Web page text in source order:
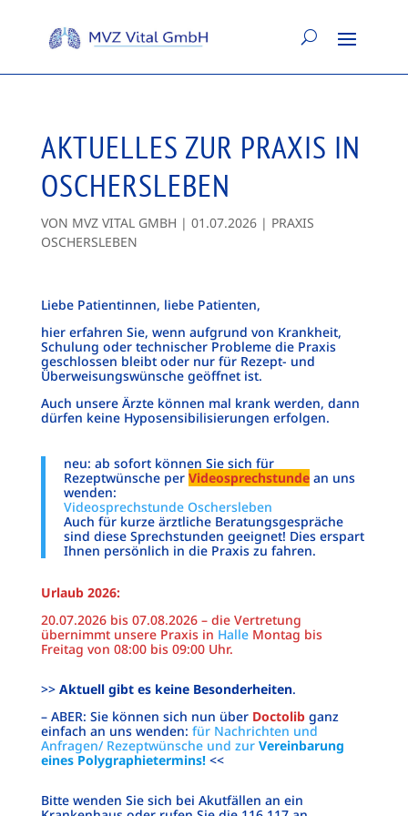
AKTUELLES ZUR PRAXIS IN
OSCHERSLEBEN
VON MVZ VITAL GMBH | 01.07.2026| PRAXIS
OSCHERSLEBEN
Liebe Patientinnen, liebe Patienten,
hier erfahren Sie, wenn aufgrund von Krankheit,
Schulung oder technischer Probleme die Praxis
geschlossen bleibt oder nur für Rezept- und
Überweisungswünsche geöffnet ist.
Auch unsere Ärzte können mal krank werden, dann
dürfen keine Hyposensibilisierungen erfolgen.
neu: ab sofort können Sie sich für
Rezeptwünsche per Videosprechstundean uns
wenden:
Videosprechstunde Oschersleben
Auch für kurze ärztliche Beratungsgespräche
sind diese Sprechstunden geeignet! Dies erspart
Ihnen persönlich in die Praxis zu fahren.
Urlaub 2026:
20.07.2026 bis 07.08.2026 – die Vertretung
übernimmt unsere Praxis in HalleMontag bis
Freitag von 08:00 bis 09:00 Uhr.
>> Aktuell gibt es keine Besonderheiten.
– ABER: Sie können sich nun über Doctolib ganz
einfach an uns wenden: für Nachrichten und
Anfragen/ Rezeptwünsche und zur Vereinbarung
eines Polygraphietermins!<<
Bitte wenden Sie sich bei Akutfällen an ein